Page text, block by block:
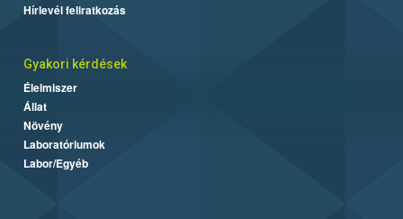
Hírlevél feliratkozás
Gyakori kérdések
Élelmiszer
Állat
Növény
Laboratóriumok
Labor/Egyéb